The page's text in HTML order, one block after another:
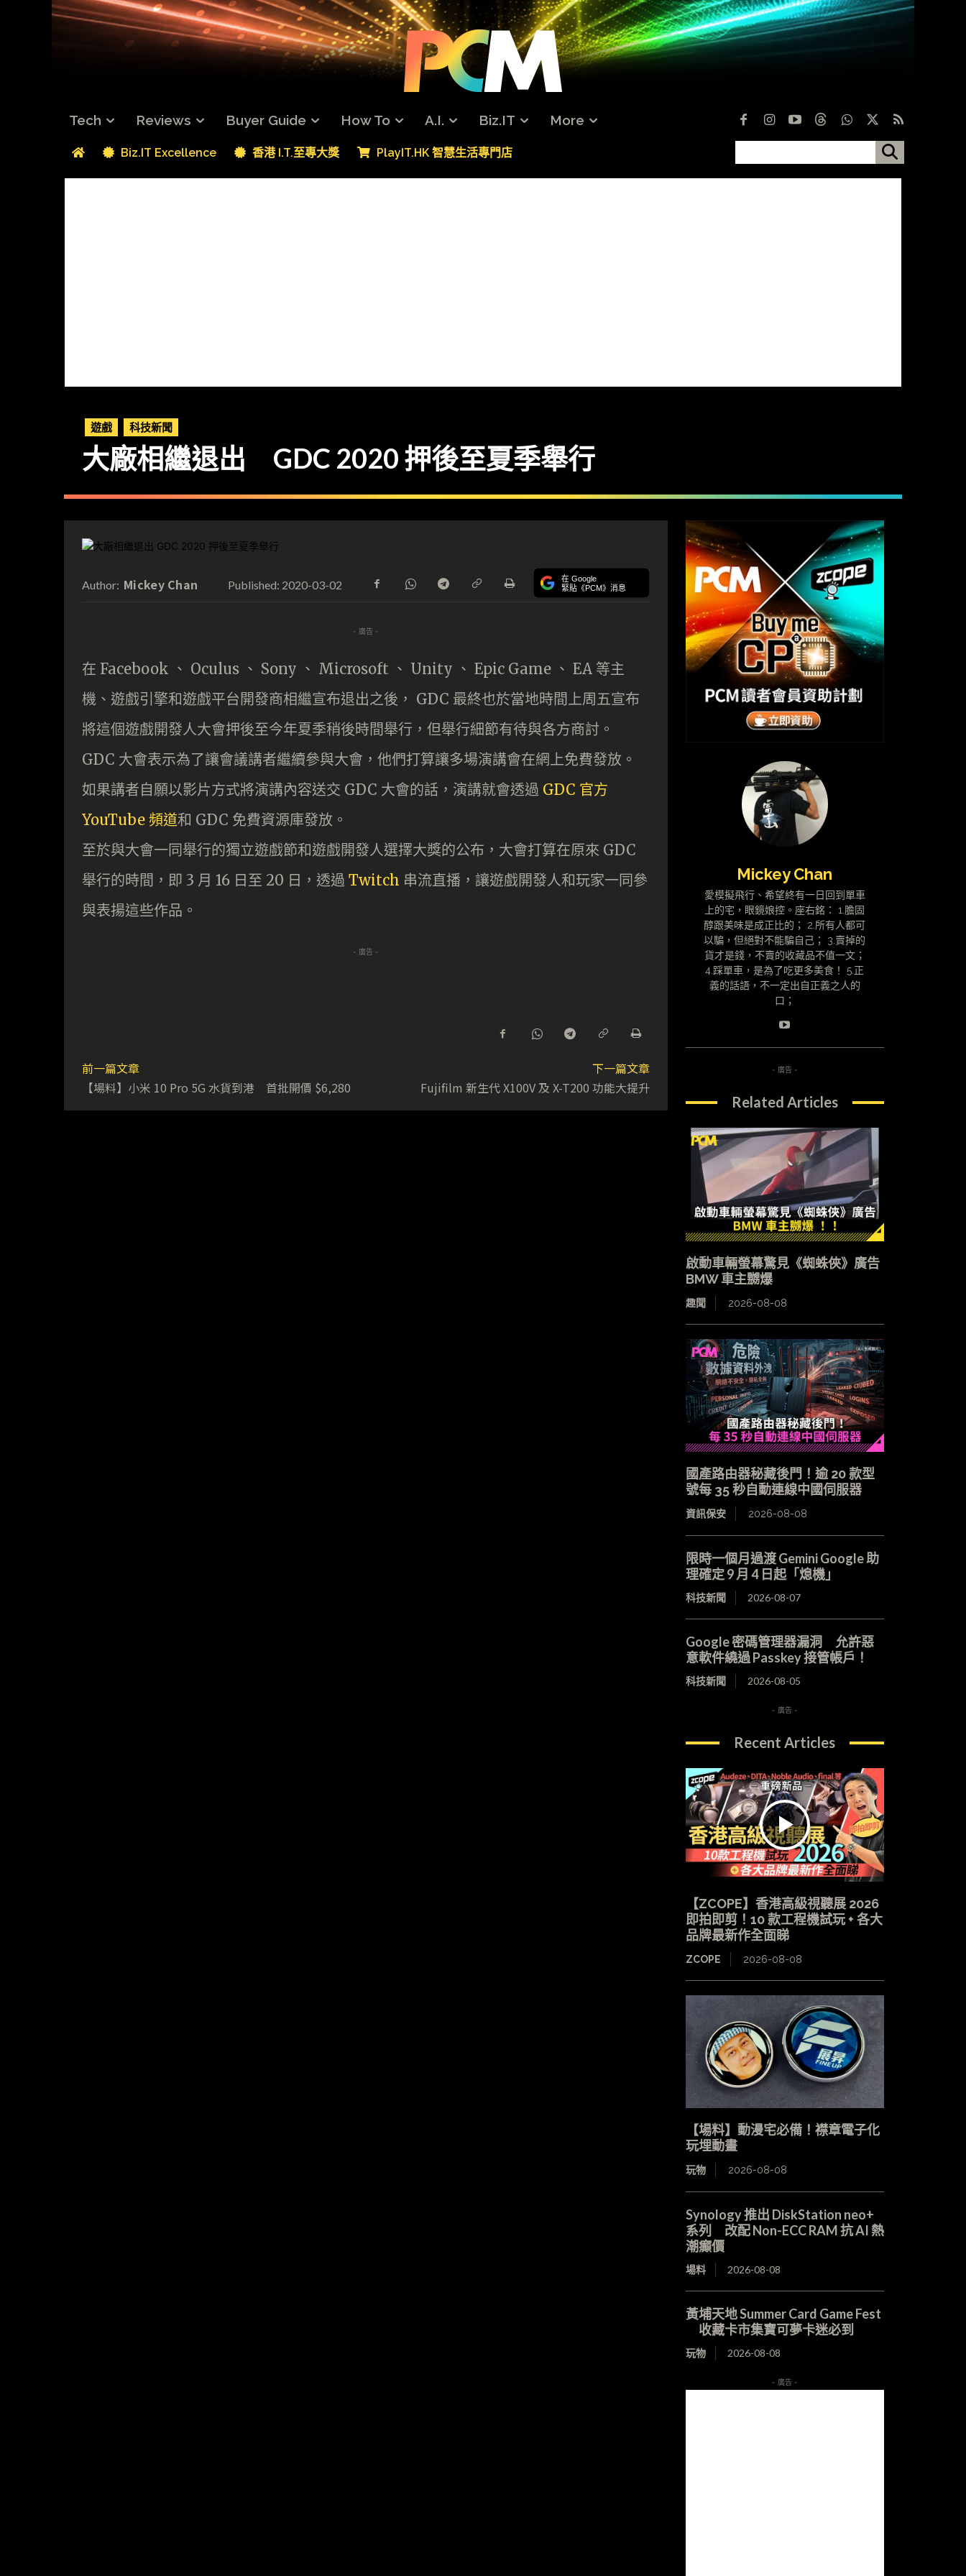
Tech Reviews Buyer Guide How To A.I. Biz.IT More
Biz.IT Excellence 香港 I.T.至專大獎 PlayIT.HK 智慧生活專門店
遊戲 科技新聞
大廠相繼退出 GDC 2020 押後至夏季舉行
Author: Mickey Chan Published: 2020-03-02 在 Google
緊貼《PCM》消息
- 廣告 -
在 Facebook 、 Oculus 、 Sony 、 Microsoft 、 Unity 、 Epic Game 、 EA 等主
機、遊戲引擎和遊戲平台開發商相繼宣布退出之後， GDC 最終也於當地時間上周五宣布
將這個遊戲開發人大會押後至今年夏季稍後時間舉行，但舉行細節有待與各方商討。
GDC 大會表示為了讓會議講者繼續參與大會，他們打算讓多場演講會在網上免費發放。
如果講者自願以影片方式將演講內容送交 GDC 大會的話，演講就會透過 GDC 官方
YouTube 頻道和 GDC 免費資源庫發放。
至於與大會一同舉行的獨立遊戲節和遊戲開發人選擇大獎的公布，大會打算在原來 GDC
舉行的時間，即 3 月 16 日至 20 日，透過 Twitch 串流直播，讓遊戲開發人和玩家一同參
與表揚這些作品。
- 廣告 -
前一篇文章
【場料】小米 10 Pro 5G 水貨到港 首批開價 $6,280
下一篇文章
Fujifilm 新生代 X100V 及 X-T200 功能大提升
Mickey Chan
愛模擬飛行、希望終有一日回到單車
上的宅，眼鏡娘控。座右銘： 1.膽固
醇跟美味是成正比的； 2.所有人都可
以騙，但絕對不能騙自己； 3.賣掉的
貨才是錢，不賣的收藏品不值一文；
4.踩單車，是為了吃更多美食！ 5.正
義的話語，不一定出自正義之人的
口；
- 廣告 -
Related Articles
啟動車輛螢幕驚見《蜘蛛俠》廣告
BMW 車主嬲爆
趣聞 2026-08-08
國產路由器秘藏後門！逾 20 款型
號每 35 秒自動連線中國伺服器
資訊保安 2026-08-08
限時一個月過渡 Gemini Google 助
理確定 9 月 4 日起「熄機」
科技新聞 2026-08-07
Google 密碼管理器漏洞 允許惡
意軟件繞過 Passkey 接管帳戶！
科技新聞 2026-08-05
- 廣告 -
Recent Articles
【ZCOPE】香港高級視聽展 2026
即拍即剪！10 款工程機試玩 + 各大
品牌最新作全面睇
ZCOPE 2026-08-08
【場料】動漫宅必備！襟章電子化
玩埋動畫
玩物 2026-08-08
Synology 推出 DiskStation neo+
系列 改配 Non-ECC RAM 抗 AI 熱
潮癲價
場料 2026-08-08
黃埔天地 Summer Card Game Fest
收藏卡市集寶可夢卡迷必到
玩物 2026-08-08
- 廣告 -